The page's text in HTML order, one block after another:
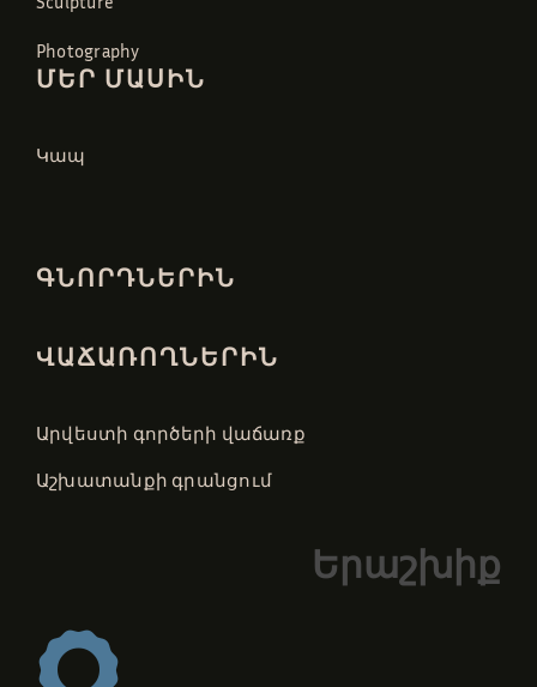
Photography
ՄԵՐ ՄԱՍԻՆ
Կապ
ԳՆՈՐԴՆԵՐԻՆ
ՎԱՃԱՌՈՂՆԵՐԻՆ
Արվեստի գործերի վաճառք
Աշխատանքի գրանցում
Երաշխիք